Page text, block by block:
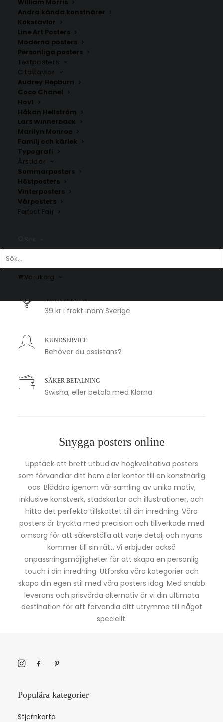
William Morris
Andra kända konstnärer
Kökstavlor
Line Art Posters
Moderna posters
Personliga posters
Textposters
Citattavlor
Audrey Hepburn
Coco Chanel
Hov1
Håkan Hellström
Lars Winnerbäck
Marilyn Monroe
Familj och kärlek
Typografi
Årstider
Sommarposters
Höstposters
Vinterposters
Vårposters
Perfect Pair
Varukorg
Dingle
Fr. 200.00kr
Östra Frölunda
Fr.200.00
1-2 arbetsdagar
BILLIG FRAKT
39 kr i frakt inom Sverige
KUNDSERVICE
Behöver du assistans?
SÄKER BETALNING
Swisha, eller betala med Klarna
Snygga posters online
Upptäck ett brett utbud av högkvalitativa posters
som förvandlar ditt hem eller kontor till en konstnärlig
oas. Bläddra igenom vår samling av unika motiv,
inklusive konstverk, stadskartor och illustrationer, och
hitta det perfekta tillskottet till din inredning. Våra
posters är tryckta med precision och tillverkade med
omsorg för att säkerställa att varje detalj och nyans
kommer till sin rätt. Vi erbjuder också
anpassningsmöjligheter för att skapa en personlig
touch i din inredning. Utforska våra kategorier och
skapa din egen stil med våra posters idag. Med snabb
leverans och prisvärda alternativ är vi din ultimata
destination för att förvandla ditt utrymme till något
speciellt.
Populära kategorier
Stjärnkarta